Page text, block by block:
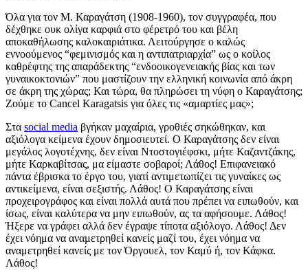
Όλα για τον Μ. Καραγάτση (1908-1960), τον συγγραφέα, που
δέχθηκε ουκ ολίγα καρφιά στο φέρετρό του και βέλη
αποκαθήλωσης καλοκαιριάτικα. Λειτούργησε ο καλώς
εννοούμενος “φεμινισμός και η αντιπατριαρχία” ως ο κοίλος
καθρέφτης της απαράδεκτης “ενδοοικογενειακής βίας και των
γυναικοκτονιών” που μαστίζουν την ελληνική κοινωνία από άκρη
σε άκρη της χώρας; Και τώρα, θα πληρώσει τη νύφη ο Καραγάτσης;
Ζούμε το Cancel Karagatsis για όλες τις «αμαρτίες μας»;
Στα social media βγήκαν μαχαίρια, γροθιές σηκώθηκαν, και
αξιόλογα κείμενα έχουν δημοσιευτεί. O Καραγάτσης δεν είναι
μεγάλος λογοτέχνης, δεν είναι Ντοστογιέφσκι, μήτε Καζαντζάκης,
μήτε Καρκαβίτσας, μα είμαστε σοβαροί; Λάθος! Επιφανειακό
πάντα έβρισκα το έργο του, γιατί αντιμετωπίζει τις γυναίκες ως
αντικείμενα, είναι σεξιστής. Λάθος! Ο Καραγάτσης είναι
προχειρογράφος και είναι πολλά αυτά που πρέπει να ειπωθούν, και
ίσως, είναι καλύτερα να μην ειπωθούν, ας τα αφήσουμε. Λάθος!
Ήξερε να γράφει αλλά δεν έγραψε τίποτα αξιόλογο. Λάθος! Δεν
έχει νόημα να αναμετρηθεί κανείς μαζί του, έχει νόημα να
αναμετρηθεί κανείς με τον Όργουελ, τον Καμύ ή, τον Κάφκα.
Λάθος!